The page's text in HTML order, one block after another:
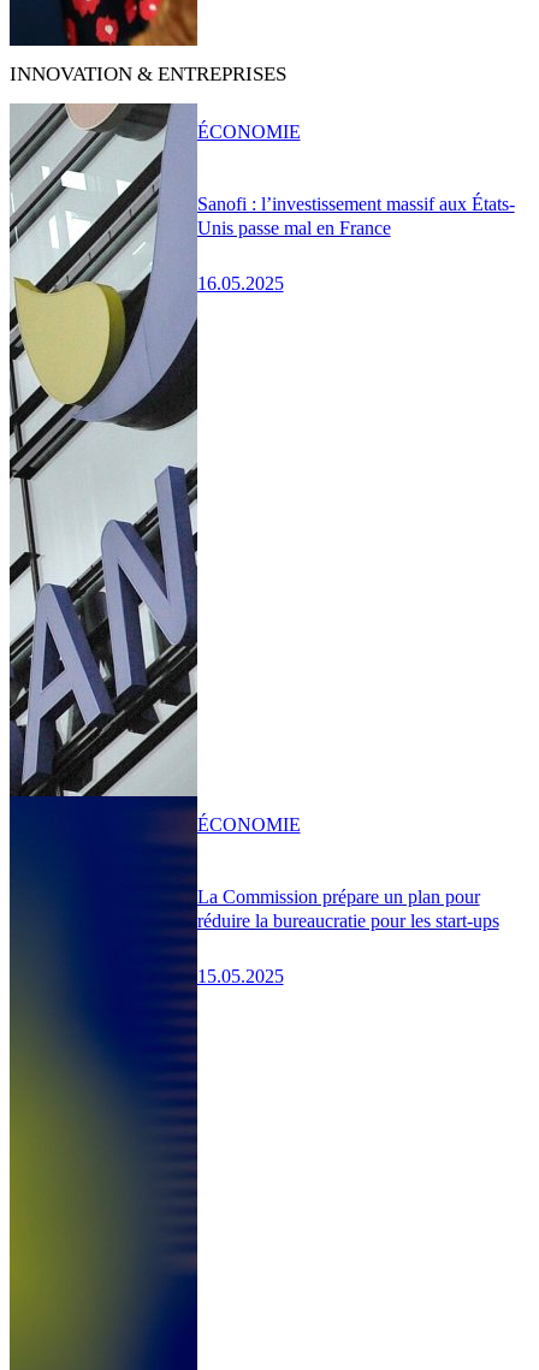
INNOVATION & ENTREPRISES
Sanofi : l’investissement massif aux États-
Unis passe mal en France
16.05.2025
ÉCONOMIE
La Commission prépare un plan pour
réduire la bureaucratie pour les start-ups
15.05.2025
ÉCONOMIE